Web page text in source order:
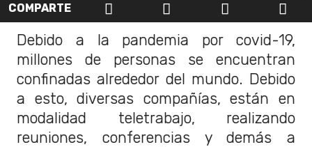
COMPARTE
Debido a la pandemia por covid-19,
millones de personas se encuentran
confinadas alrededor del mundo. Debido
a esto, diversas compañías, están en
modalidad teletrabajo, realizando
reuniones, conferencias y demás a